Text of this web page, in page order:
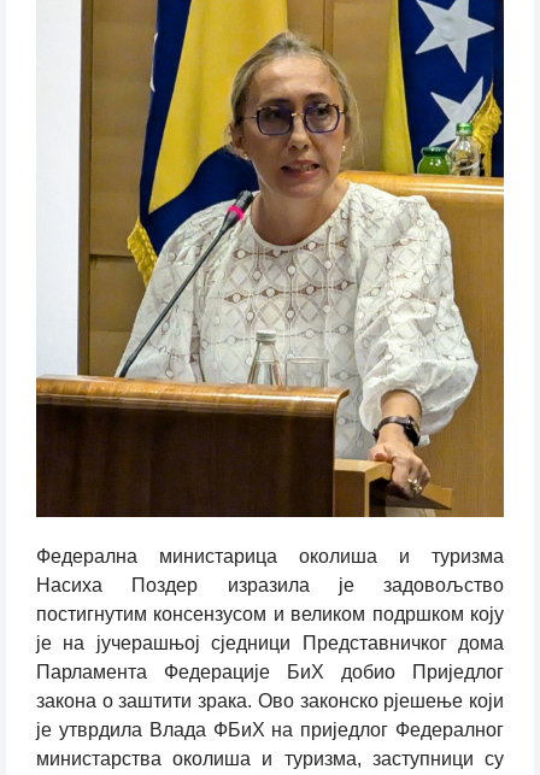
Федерална министарица околиша и туризма
Насиха Поздер изразила је задовољство
постигнутим консензусом и великом подршком коју
је на јучерашњој сједници Представничког дома
Парламента Федерације БиХ добио Приједлог
закона о заштити зрака. Ово законско рјешење који
је утврдила Влада ФБиХ на приједлог Федералног
министарства околиша и туризма, заступници су